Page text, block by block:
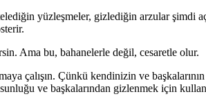
yüzleşmeler, gizlediğin arzular
Ama bu, bahanelerle değil, cesaretle olur.
çalışın. Çünkü kendinizin ve
ve başkalarından gizlenmek için